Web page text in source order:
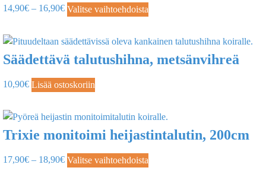
14,90€ – 16,90€ Valitse vaihtoehdoista
Säädettävä talutushihna, metsänvihreä
10,90€ Lisää ostoskoriin
Trixie monitoimi heijastintalutin, 200cm
17,90€ – 18,90€ Valitse vaihtoehdoista